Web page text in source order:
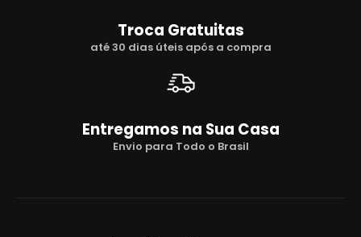
Troca Gratuitas
até 30 dias úteis após a compra
Entregamos na Sua Casa
Envio para Todo o Brasil